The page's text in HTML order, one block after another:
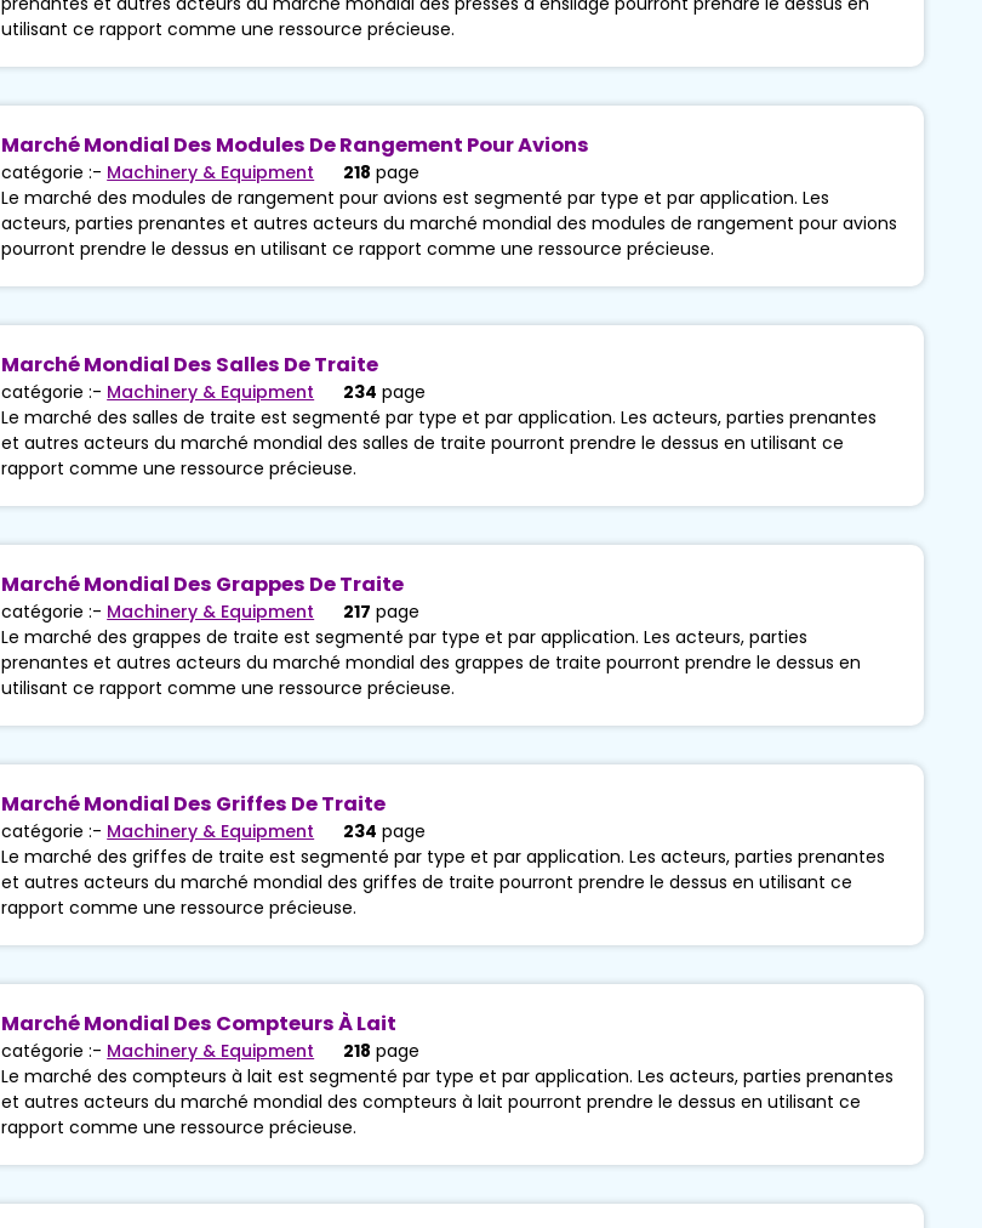
utilisant ce rapport comme une ressource précieuse.
Marché Mondial Des Modules De Rangement Pour Avions
catégorie :- Machinery & Equipment 218 page
Le marché des modules de rangement pour avions est segmenté par type et par application. Les
acteurs, parties prenantes et autres acteurs du marché mondial des modules de rangement pour avions
pourront prendre le dessus en utilisant ce rapport comme une ressource précieuse.
Marché Mondial Des Salles De Traite
catégorie :- Machinery & Equipment 234 page
Le marché des salles de traite est segmenté par type et par application. Les acteurs, parties prenantes
et autres acteurs du marché mondial des salles de traite pourront prendre le dessus en utilisant ce
rapport comme une ressource précieuse.
Marché Mondial Des Grappes De Traite
catégorie :- Machinery & Equipment 217 page
Le marché des grappes de traite est segmenté par type et par application. Les acteurs, parties
prenantes et autres acteurs du marché mondial des grappes de traite pourront prendre le dessus en
utilisant ce rapport comme une ressource précieuse.
Marché Mondial Des Griffes De Traite
catégorie :- Machinery & Equipment 234 page
Le marché des griffes de traite est segmenté par type et par application. Les acteurs, parties prenantes
et autres acteurs du marché mondial des griffes de traite pourront prendre le dessus en utilisant ce
rapport comme une ressource précieuse.
Marché Mondial Des Compteurs À Lait
catégorie :- Machinery & Equipment 218 page
Le marché des compteurs à lait est segmenté par type et par application. Les acteurs, parties prenantes
et autres acteurs du marché mondial des compteurs à lait pourront prendre le dessus en utilisant ce
rapport comme une ressource précieuse.